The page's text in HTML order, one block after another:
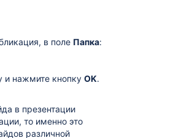
в поле Папка:
и нажмите кнопку OK.
в презентации
то именно это
различной